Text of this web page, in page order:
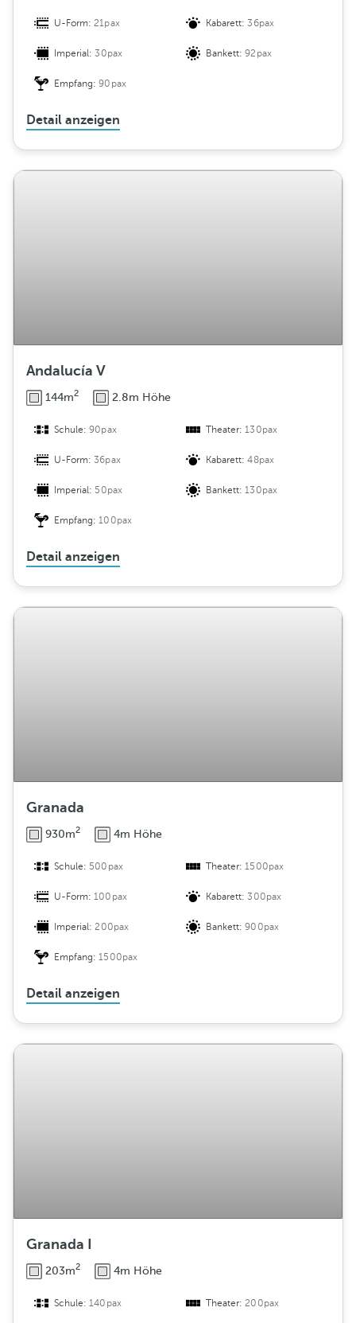
U-Form:21pax Kabarett:36pax
Imperial:30pax Bankett:92pax
Empfang:90pax
Detail anzeigen
Andalucía V
144m2 2.8m Höhe
Schule:90pax Theater:130pax
U-Form:36pax Kabarett:48pax
Imperial: 50pax Bankett:130pax
Empfang:100pax
Detail anzeigen
Granada
930m2 4m Höhe
Schule: 500pax Theater:1500pax
U-Form:100pax Kabarett:300pax
Imperial:200pax Bankett:900pax
Empfang:1500pax
Detail anzeigen
Granada I
203m2 4m Höhe
Schule:140pax Theater:200pax